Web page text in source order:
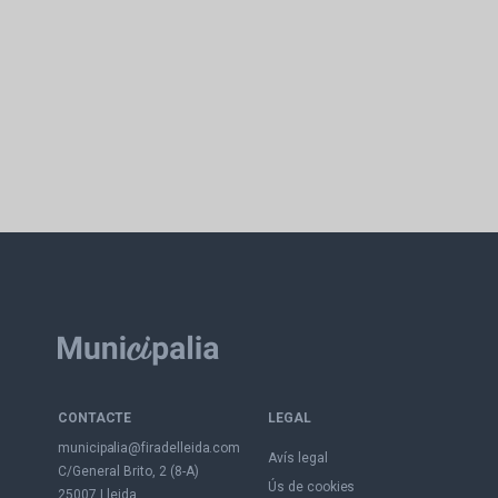
CONTACTE
municipalia@firadelleida.com
C/General Brito, 2 (8-A)
25007 Lleida
LEGAL
Avís legal
Ús de cookies